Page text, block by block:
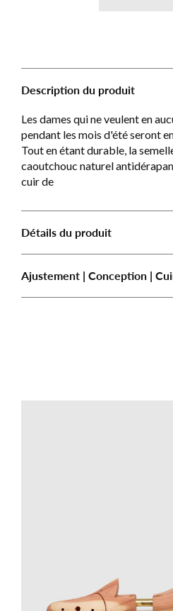
Description du produit
Les dames qui ne veulent en
pendant les mois d'été seront
Tout en étant durable, la
caoutchouc naturel
cuir de
Détails du produit
Ajustement | Conception |